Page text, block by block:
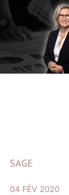
SAGE
04 FÉV 2020